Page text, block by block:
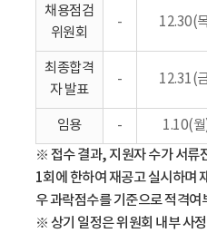
채용점검
위원회
- 12.30(
최종합격
자 발표
- 12.31(
임용 - 1.10(월
※ 접수 결과, 지원자 수가 서류
1회에 한하여 재공고 실시하며
우 과락점수를 기준으로 적격여
※ 상기 일정은 위원회 내부 사